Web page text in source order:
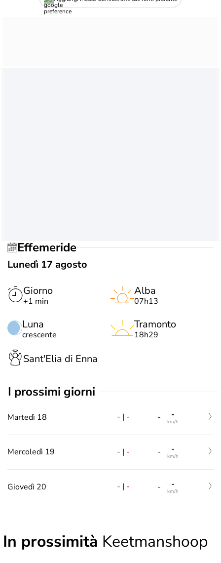
Effemeride
Lunedì 17 agosto
Giorno
+1 min
Luna
crescente
Alba
07h13
Tramonto
18h29
Sant'Elia di Enna
i prossimi giorni
Martedì 18 - | - - -
km/h
Mercoledì 19 - | - - -
km/h
Giovedì 20 - | - - -
km/h
In prossimità Keetmanshoop